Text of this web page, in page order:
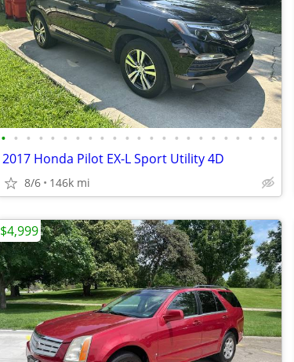
• • • • • • • • • • • • • • • • • • • • • • •
2017 Honda Pilot EX-L Sport Utility 4D
8/6 146k mi
$4,999